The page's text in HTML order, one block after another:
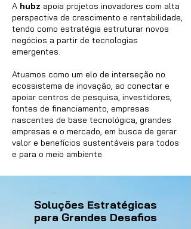
A hubz apoia projetos inovadores com alta
perspectiva de crescimento e rentabilidade,
tendo como estratégia estruturar novos
negócios a partir de tecnologias
emergentes.
Atuamos como um elo de interseção no
ecossistema de inovação, ao conectar e
apoiar centros de pesquisa, investidores,
fontes de financiamento, empresas
nascentes de base tecnológica, grandes
empresas e o mercado, em busca de gerar
valor e benefícios sustentáveis para todos
e para o meio ambiente.
Soluções Estratégicas
para Grandes Desafios